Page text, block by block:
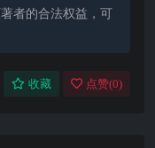
者的合法权益，可
收藏 点赞(0)